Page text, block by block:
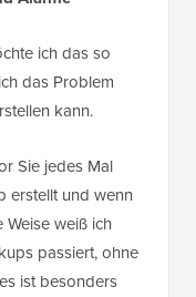
ich das so
das Problem
kann.
Sie jedes Mal
erstellt und wenn
weiß ich
passiert, ohne
ist besonders